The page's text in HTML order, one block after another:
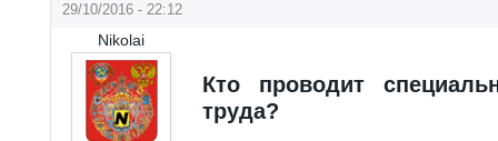
29/10/2016 - 22:12
Nikolai
Кто проводит
труда?